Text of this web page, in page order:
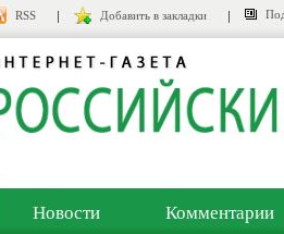
RSS Добавить в закладки
Новости Комментарии